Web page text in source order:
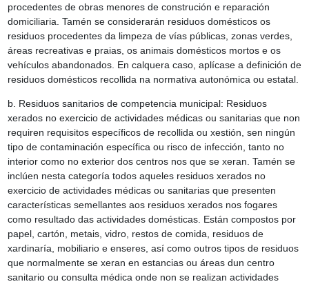
procedentes de obras menores de construción e reparación
domiciliaria. Tamén se considerarán residuos domésticos os
residuos procedentes da limpeza de vías públicas, zonas verdes,
áreas recreativas e praias, os animais domésticos mortos e os
vehículos abandonados. En calquera caso, aplícase a definición de
residuos domésticos recollida na normativa autonómica ou estatal.
b. Residuos sanitarios de competencia municipal: Residuos
xerados no exercicio de actividades médicas ou sanitarias que non
requiren requisitos específicos de recollida ou xestión, sen ningún
tipo de contaminación específica ou risco de infección, tanto no
interior como no exterior dos centros nos que se xeran. Tamén se
inclúen nesta categoría todos aqueles residuos xerados no
exercicio de actividades médicas ou sanitarias que presenten
características semellantes aos residuos xerados nos fogares
como resultado das actividades domésticas. Están compostos por
papel, cartón, metais, vidro, restos de comida, residuos de
xardinaría, mobiliario e enseres, así como outros tipos de residuos
que normalmente se xeran en estancias ou áreas dun centro
sanitario ou consulta médica onde non se realizan actividades